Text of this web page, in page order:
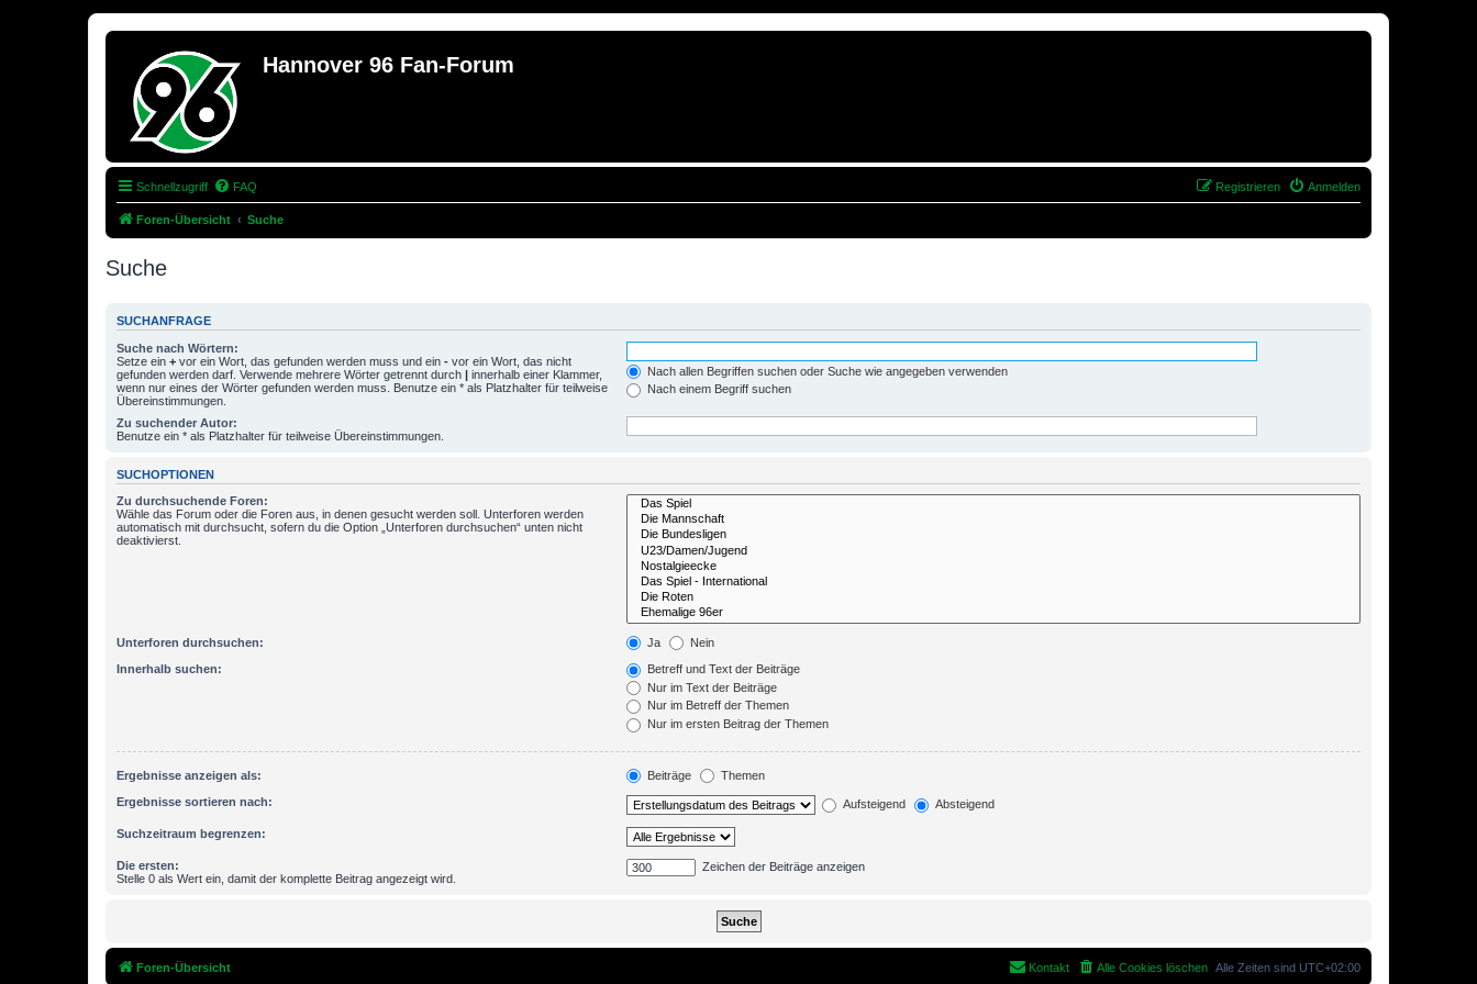
Hannover 96 Fan-Forum
Schnellzugriff FAQ Anmelden
Registrieren
Foren-Übersicht Suche
Suche
SUCHANFRAGE
Suche nach Wörtern:
Setze ein + vor ein Wort, das gefunden werden muss und ein - vor ein Wort, das nicht
gefunden werden darf. Verwende mehrere Wörter getrennt durch | innerhalb einer Klammer,
wenn nur eines der Wörter gefunden werden muss. Benutze ein * als Platzhalter für teilweise
Übereinstimmungen.
Nach allen Begriffen suchen oder Suche wie angegeben verwenden
Nach einem Begriff suchen
Zu suchender Autor:
Benutze ein * als Platzhalter für teilweise Übereinstimmungen.
SUCHOPTIONEN
Zu durchsuchende Foren:
Wähle das Forum oder die Foren aus, in denen gesucht werden soll. Unterforen werden
automatisch mit durchsucht, sofern du die Option „Unterforen durchsuchen“ unten nicht
deaktivierst.
Unterforen durchsuchen: Ja Nein
Innerhalb suchen:
Betreff und Text der Beiträge
Nur im Text der Beiträge
Nur im Betreff der Themen
Nur im ersten Beitrag der Themen
Ergebnisse anzeigen als: Beiträge Themen
Ergebnisse sortieren nach: Aufsteigend Absteigend
Suchzeitraum begrenzen:
Die ersten:
Stelle 0 als Wert ein, damit der komplette Beitrag angezeigt wird.
Zeichen der Beiträge anzeigen
Foren-Übersicht Alle Zeiten sind UTC+02:00
Alle Cookies löschen
Kontakt